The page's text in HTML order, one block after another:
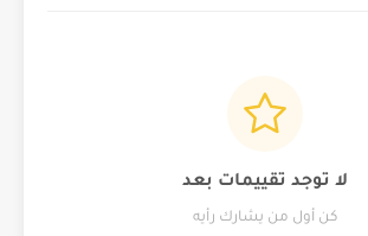
لا توجد تقييمات بعد
كن أول من يشارك رأيه